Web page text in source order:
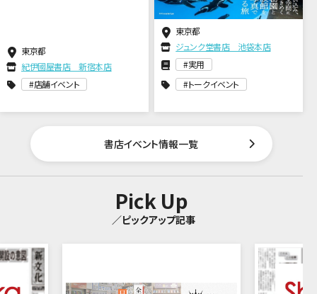
東京都
紀伊國屋書店 新宿本店
店舗イベント
東京都
ジュンク堂書店 池袋本店
実用
トークイベント
書店イベント情報一覧
Pick Up
／ピックアップ記事